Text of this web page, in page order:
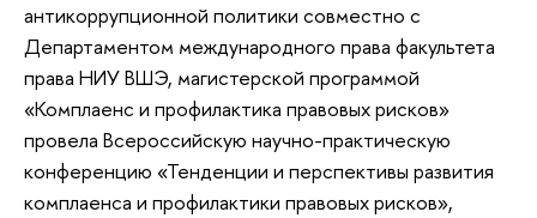
антикоррупционной политики совместно с
Департаментом международного права факультета
права НИУ ВШЭ, магистерской программой
«Комплаенс и профилактика правовых рисков»
провела Всероссийскую научно-практическую
конференцию «Тенденции и перспективы развития
комплаенса и профилактики правовых рисков»,